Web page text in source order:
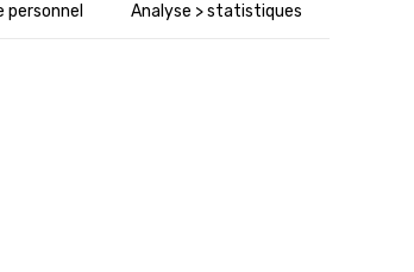
personnel Analyse > statistiques